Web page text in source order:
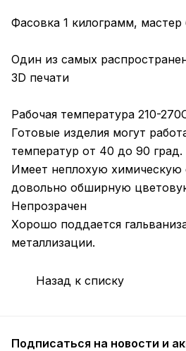
Фасовка 1 килограмм, мастер
Один из самых
3D печати
Рабочая температура 210-
Готовые изделия могут
температур от 40 до 90 град.
Имеет неплохую химическую
довольно обширную
Непрозрачен
Хорошо поддается
металлизации.
Назад к списку
Подписаться на новости и